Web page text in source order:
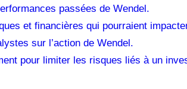
passées de Wendel.
et financières qui pourraient
sur l’action de Wendel.
pour limiter les risques liés à un